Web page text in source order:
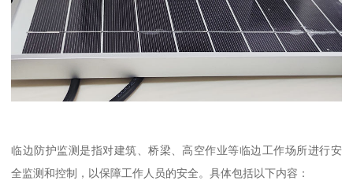
临边防护监测是指对建筑、桥梁、高空作业等临边工作场所进行安
全监测和控制，以保障工作人员的安全。具体包括以下内容：